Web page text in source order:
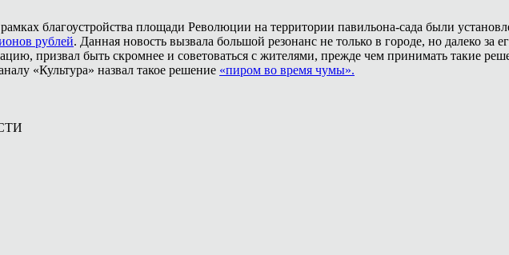
благоустройства площади Революции на территории павильона-сада были
рублей. Данная новость вызвала большой резонанс не только в городе, но далеко за
призвал быть скромнее и советоваться с жителями, прежде чем принимать такие
«Культура» назвал такое решение «пиром во время чумы».